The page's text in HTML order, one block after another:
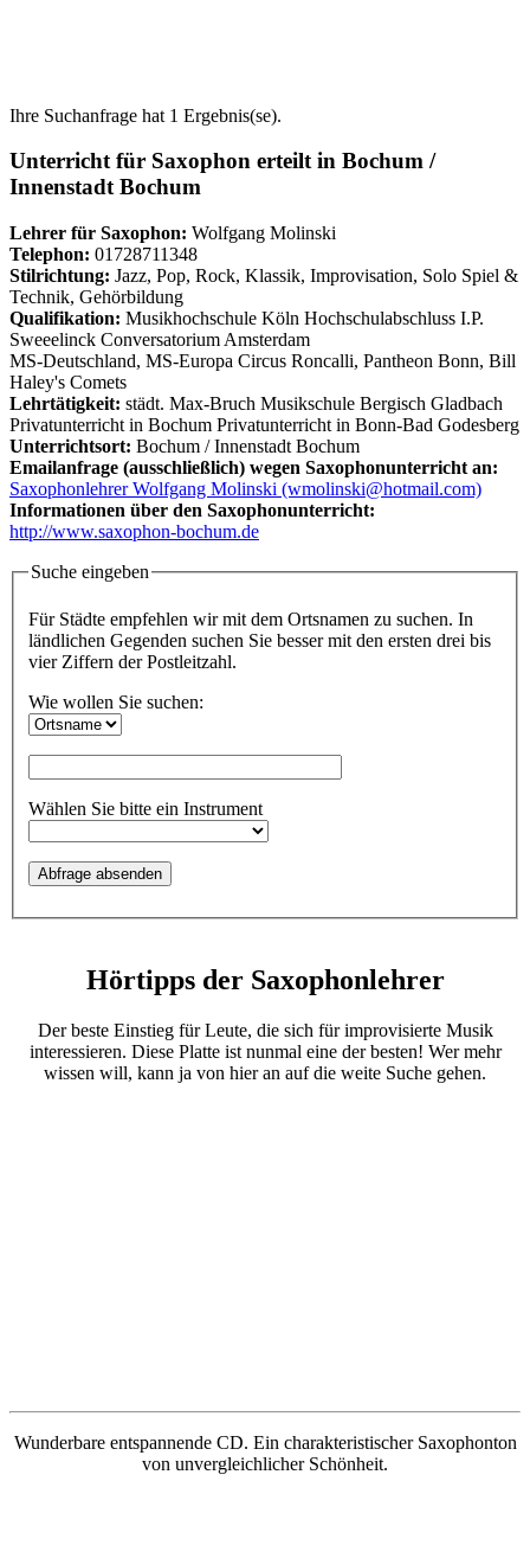
Ihre Suchanfrage hat 1 Ergebnis(se).
Unterricht für Saxophon erteilt in Bochum /
Innenstadt Bochum
Lehrer für Saxophon: Wolfgang Molinski
Telephon: 01728711348
Stilrichtung: Jazz, Pop, Rock, Klassik, Improvisation, Solo Spiel &
Technik, Gehörbildung
Qualifikation: Musikhochschule Köln Hochschulabschluss I.P.
Sweeelinck Conversatorium Amsterdam
MS-Deutschland, MS-Europa Circus Roncalli, Pantheon Bonn, Bill
Haley's Comets
Lehrtätigkeit: städt. Max-Bruch Musikschule Bergisch Gladbach
Privatunterricht in Bochum Privatunterricht in Bonn-Bad Godesberg
Unterrichtsort: Bochum / Innenstadt Bochum
Emailanfrage (ausschließlich) wegen Saxophonunterricht an:
Saxophonlehrer Wolfgang Molinski (wmolinski@hotmail.com)
Informationen über den Saxophonunterricht:
http://www.saxophon-bochum.de
Suche eingeben
Für Städte empfehlen wir mit dem Ortsnamen zu suchen. In
ländlichen Gegenden suchen Sie besser mit den ersten drei bis
vier Ziffern der Postleitzahl.
Wie wollen Sie suchen:
Wählen Sie bitte ein Instrument
Hörtipps der Saxophonlehrer
Der beste Einstieg für Leute, die sich für improvisierte Musik
interessieren. Diese Platte ist nunmal eine der besten! Wer mehr
wissen will, kann ja von hier an auf die weite Suche gehen.
Wunderbare entspannende CD. Ein charakteristischer Saxophonton
von unvergleichlicher Schönheit.